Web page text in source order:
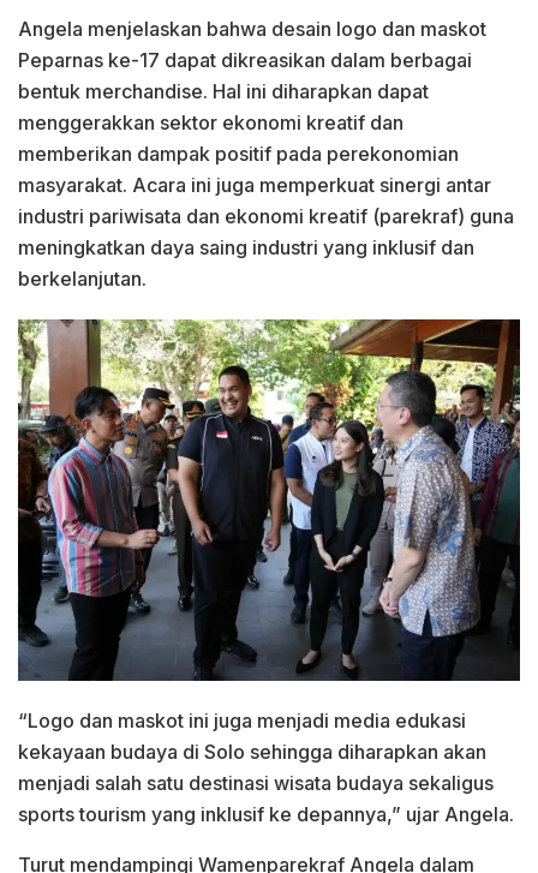
Angela menjelaskan bahwa desain logo dan maskot
Peparnas ke-17 dapat dikreasikan dalam berbagai
bentuk merchandise. Hal ini diharapkan dapat
menggerakkan sektor ekonomi kreatif dan
memberikan dampak positif pada perekonomian
masyarakat. Acara ini juga memperkuat sinergi antar
industri pariwisata dan ekonomi kreatif (parekraf) guna
meningkatkan daya saing industri yang inklusif dan
berkelanjutan.
“Logo dan maskot ini juga menjadi media edukasi
kekayaan budaya di Solo sehingga diharapkan akan
menjadi salah satu destinasi wisata budaya sekaligus
sports tourism yang inklusif ke depannya,” ujar Angela.
Turut mendampingi Wamenparekraf Angela dalam